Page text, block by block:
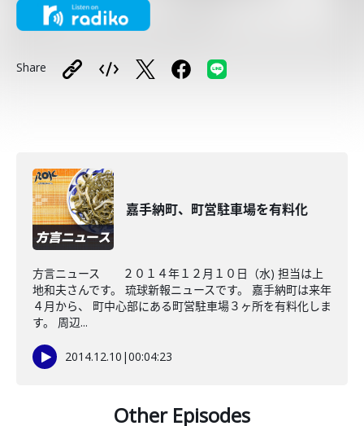
Share
嘉手納町、町営駐車場を有料化
方言ニュース ２０１４年１２月１０日（水) 担当は上
地和夫さんです。 琉球新報ニュースです。 嘉手納町は来年
４月から、 町中心部にある町営駐車場３ヶ所を有料化しま
す。 周辺...
2014.12.10 |00:04:23
Other Episodes